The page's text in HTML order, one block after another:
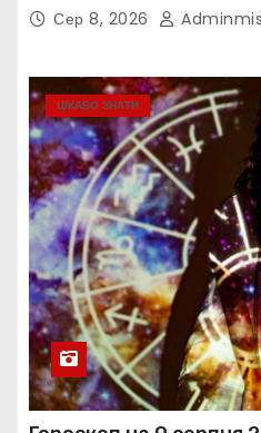
Сер 8, 2026
ЦІКАВО ЗНАТИ